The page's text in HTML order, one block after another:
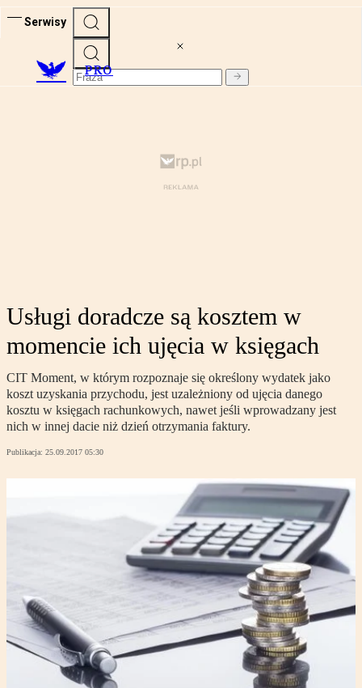
Serwisy
PRO
Usługi doradcze są kosztem w
momencie ich ujęcia w księgach
CIT Moment, w którym rozpoznaje się określony wydatek jako
koszt uzyskania przychodu, jest uzależniony od ujęcia danego
kosztu w księgach rachunkowych, nawet jeśli wprowadzany jest
nich w innej dacie niż dzień otrzymania faktury.
Publikacja: 25.09.2017 05:30